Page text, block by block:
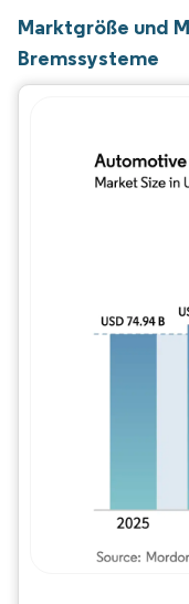
Marktgröße und
Bremssysteme